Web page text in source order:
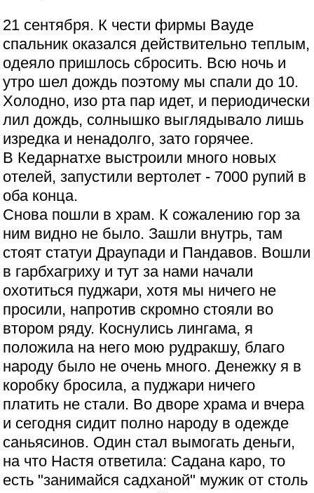
21 сентября. К чести фирмы Вауде
спальник оказался действительно теплым,
одеяло пришлось сбросить. Всю ночь и
утро шел дождь поэтому мы спали до 10.
Холодно, изо рта пар идет, и периодически
лил дождь, солнышко выглядывало лишь
изредка и ненадолго, зато горячее.
В Кедарнатхе выстроили много новых
отелей, запустили вертолет - 7000 рупий в
оба конца.
Снова пошли в храм. К сожалению гор за
ним видно не было. Зашли внутрь, там
стоят статуи Драупади и Пандавов. Вошли
в гарбхагриху и тут за нами начали
охотиться пуджари, хотя мы ничего не
просили, напротив скромно стояли во
втором ряду. Коснулись лингама, я
положила на него мою рудракшу, благо
народу было не очень много. Денежку я в
коробку бросила, а пуджари ничего
платить не стали. Во дворе храма и вчера
и сегодня сидит полно народу в одежде
саньясинов. Один стал вымогать деньги,
на что Настя ответила: Садана каро, то
есть "занимайся садханой" мужик от столь